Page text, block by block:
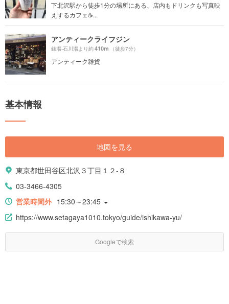
下北沢駅から徒歩1分の場所にある、店内もドリンクも写真映
えするカフェ☕️...
アンティークライフジン
銭湯-石川湯より約410m （徒歩7分）
アンティーク雑貨
基本情報
地図を見る
東京都世田谷区北沢３丁目１２-８
03-3466-4305
営業時間外 15:30～23:45
https://www.setagaya1010.tokyo/guide/ishikawa-yu/
Googleで検索